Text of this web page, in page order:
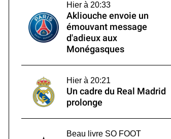
Hier à 20:33
Akliouche envoie un
émouvant message
d'adieux aux
Monégasques
Hier à 20:21
Un cadre du Real Madrid
prolonge
Beau livre SO FOOT